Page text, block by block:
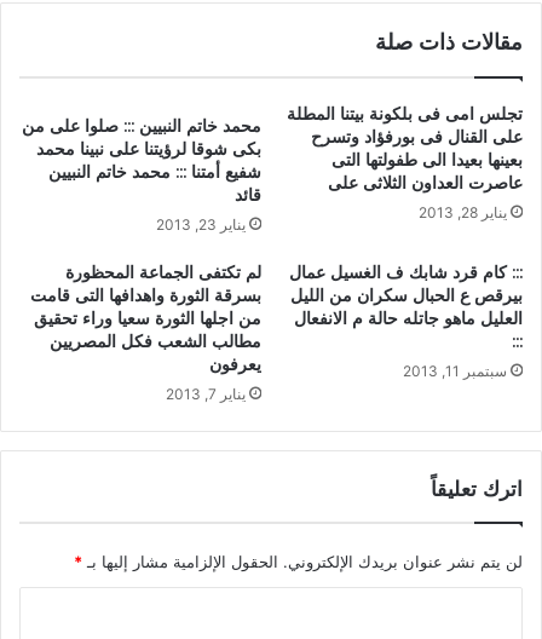
مقالات ذات صلة
تجلس امى فى بلكونة بيتنا المطلة
على القنال فى بورفؤاد وتسرح
بعينها بعيدا الى طفولتها التى
عاصرت العداون الثلاثى على
يناير 28, 2013
محمد خاتم النبيين ::: صلوا على من
بكى شوقا لرؤيتنا على نبينا محمد
شفيع أمتنا ::: محمد خاتم النبيين
قائد
يناير 23, 2013
::: كام قرد شابك ف الغسيل عمال
بيرقص ع الحبال سكران من الليل
العليل ماهو جاتله حالة م الانفعال
:::
سبتمبر 11, 2013
لم تكتفى الجماعة المحظورة
بسرقة الثورة واهدافها التى قامت
من اجلها الثورة سعيا وراء تحقيق
مطالب الشعب فكل المصريين
يعرفون
يناير 7, 2013
اترك تعليقاً
لن يتم نشر عنوان بريدك الإلكتروني. الحقول الإلزامية مشار إليها بـ *